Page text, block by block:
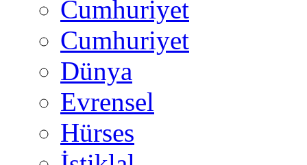
Cumhuriyet
Cumhuriyet
Dünya
Evrensel
Hürses